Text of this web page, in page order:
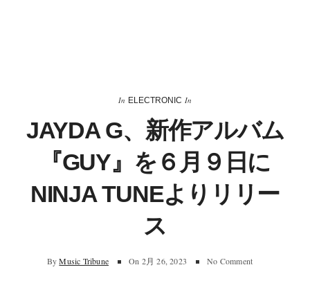
In ELECTRONIC In
JAYDA G、新作アルバム
『GUY』を６月９日に
NINJA TUNEよりリリー
ス
By Music Tribune On 2月 26, 2023 No Comment